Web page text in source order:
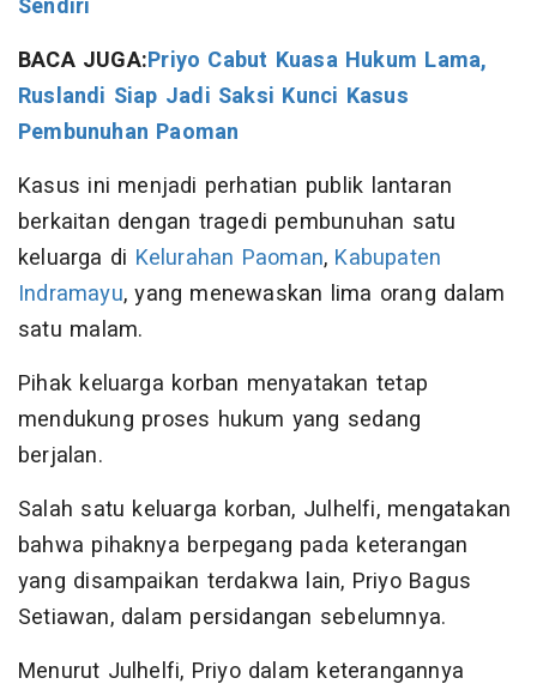
Sendiri
BACA JUGA:Priyo Cabut Kuasa Hukum Lama,
Ruslandi Siap Jadi Saksi Kunci Kasus
Pembunuhan Paoman
Kasus ini menjadi perhatian publik lantaran
berkaitan dengan tragedi pembunuhan satu
keluarga di Kelurahan Paoman, Kabupaten
Indramayu, yang menewaskan lima orang dalam
satu malam.
Pihak keluarga korban menyatakan tetap
mendukung proses hukum yang sedang
berjalan.
Salah satu keluarga korban, Julhelfi, mengatakan
bahwa pihaknya berpegang pada keterangan
yang disampaikan terdakwa lain, Priyo Bagus
Setiawan, dalam persidangan sebelumnya.
Menurut Julhelfi, Priyo dalam keterangannya